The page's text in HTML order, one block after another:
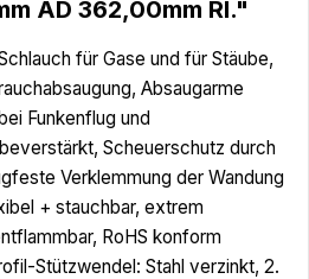
AD 362,00mm Rl."
für Gase und für Stäube,
Absaugarme
Funkenflug und
Scheuerschutz durch
Verklemmung der Wandung
+ stauchbar, extrem
RoHS konform
Stützwendel: Stahl verzinkt, 2.